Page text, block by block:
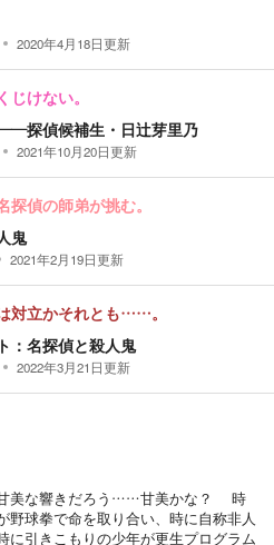
2020年4月18日更新
じけない。
探偵候補生・日辻芽里乃
2021年10月20日更新
探偵の師弟が挑む。
鬼
2021年2月19日更新
対立かそれとも……。
：名探偵と殺人鬼
2022年3月21日更新
美な響きだろう……甘美かな？ 時
野球拳で命を取り合い、時に自称非人
に引きこもりの少年が更生プログラム